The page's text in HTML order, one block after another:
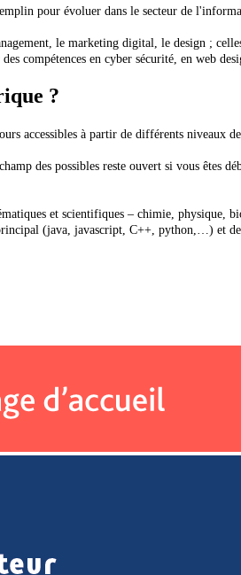
pour évoluer dans le secteur de
le marketing digital, le design ;
compétences en cyber sécurité, en web
?
accessibles à partir de différents niveaux
des possibles reste ouvert si vous êtes
et scientifiques – chimie,
(java, javascript, C++, python,…) et